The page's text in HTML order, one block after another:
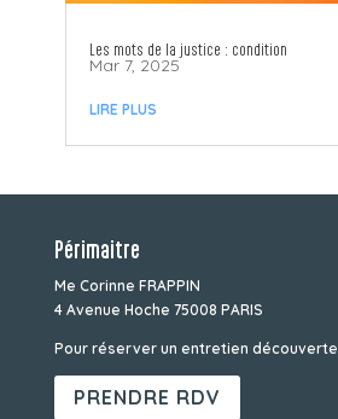
Les mots de la justice : condition
Mar 7, 2025
LIRE PLUS
Périmaitre
Me Corinne FRAPPIN
4 Avenue Hoche 75008 PARIS
Pour réserver un entretien découverte
PRENDRE RDV